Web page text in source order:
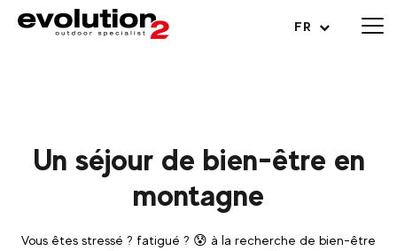
FR
Ouvrir le menu
Un séjour de bien-être en
montagne
Vous êtes stressé ? fatigué ? 😰 à la recherche de bien-être